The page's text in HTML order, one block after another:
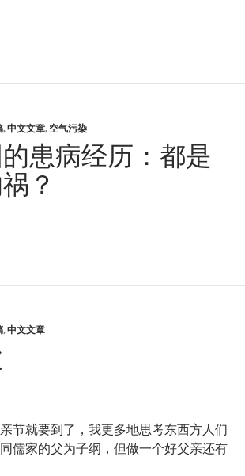
,中文文章, 空气污染
患病经历：都是
？
,中文文章
节就要到了，我更多地思考东西方人们
儒家的父为子纲，但做一个好父亲还有